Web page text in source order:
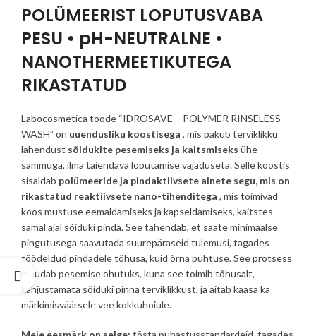
POLÜMEERIST LOPUTUSVABA
PESU • pH-NEUTRALNE •
NANOTHERMEETIKUTEGA
RIKASTATUD
Labocosmetica toode “IDROSAVE – POLYMER RINSELESS
WASH” ​​on uuendusliku koostisega , mis pakub terviklikku
lahendust sõidukite pesemiseks ja kaitsmiseks ühe
sammuga, ilma täiendava loputamise vajaduseta. Selle koostis
sisaldab polümeeride ja pindaktiivsete ainete segu, mis on
rikastatud reaktiivsete nano-tihenditega , mis toimivad
koos mustuse eemaldamiseks ja kapseldamiseks, kaitstes
samal ajal sõiduki pinda. See tähendab, et saate minimaalse
pingutusega saavutada suurepäraseid tulemusi, tagades
töödeldud pindadele tõhusa, kuid õrna puhtuse. See protsess
muudab pesemise ohutuks, kuna see toimib tõhusalt,
kahjustamata sõiduki pinna terviklikkust, ja aitab kaasa ka
märkimisväärsele vee kokkuhoiule.